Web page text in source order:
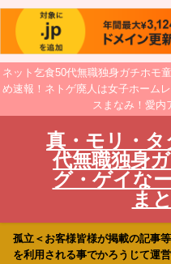
ネット乞食50代無職独身ガチホモ
め速報！ネトゲ廃人は女子ホーム
スまなみ！愛内
真・モリ・
代無職独身
グ・ゲイな
ま
孤立＜お客様皆様が掲載の記事
を利用される事でかろうじて運